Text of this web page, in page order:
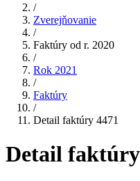
/
Zverejňovanie
/
Faktúry od r. 2020
/
Rok 2021
/
Faktúry
/
Detail faktúry 4471
Detail faktúry